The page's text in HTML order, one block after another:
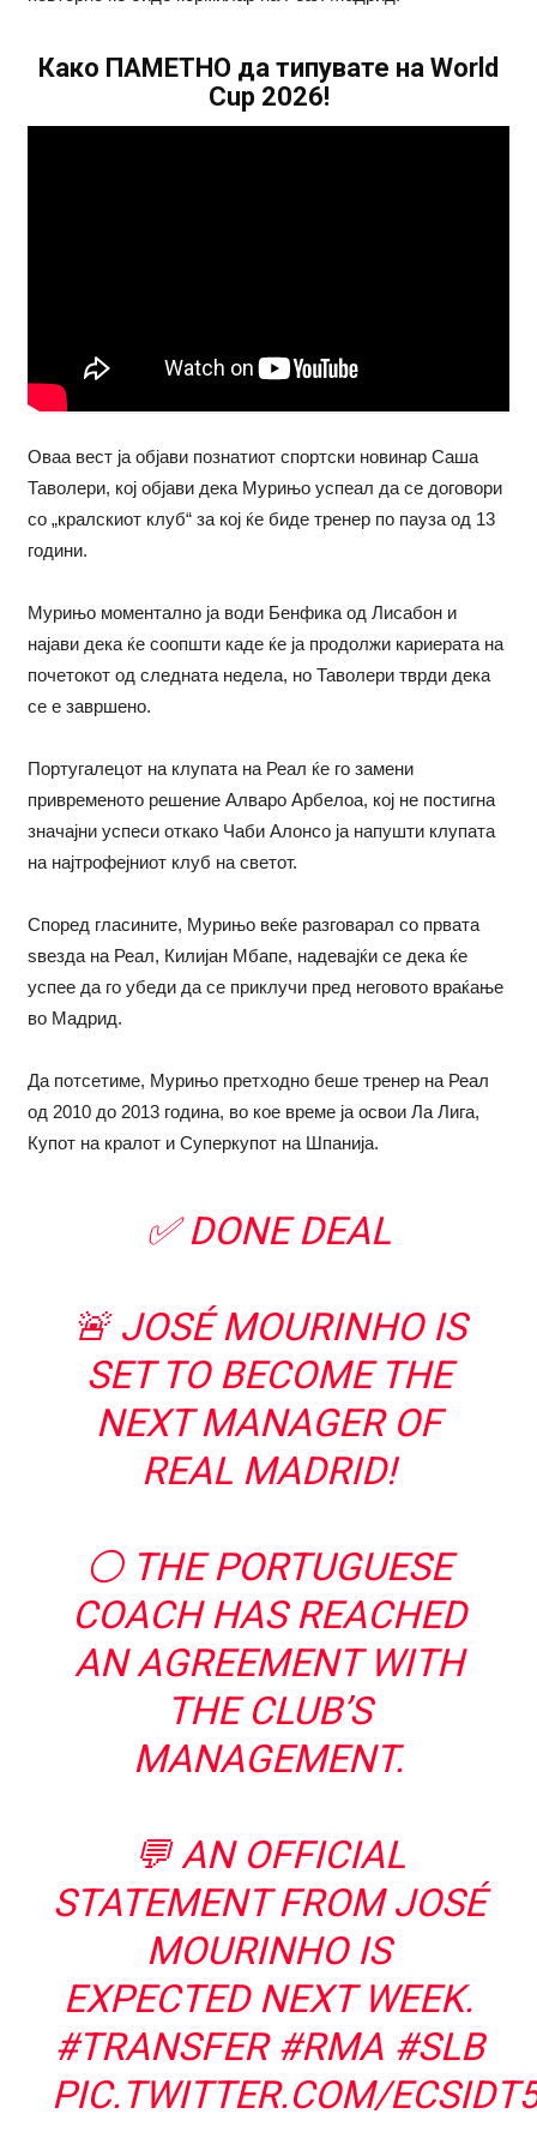
Како ПАМЕТНО да типувате на World
Cup 2026!
Оваа вест ја објави познатиот спортски новинар Саша
Таволери, кој објави дека Мурињо успеал да се договори
со „кралскиот клуб“ за кој ќе биде тренер по пауза од 13
години.
Мурињо моментално ја води Бенфика од Лисабон и
најави дека ќе соопшти каде ќе ја продолжи кариерата на
почетокот од следната недела, но Таволери тврди дека
се е завршено.
Португалецот на клупата на Реал ќе го замени
привременото решение Алваро Арбелоа, кој не постигна
значајни успеси откако Чаби Алонсо ја напушти клупата
на најтрофејниот клуб на светот.
Според гласините, Мурињо веќе разговарал со првата
ѕвезда на Реал, Килијан Мбапе, надевајќи се дека ќе
успее да го убеди да се приклучи пред неговото враќање
во Мадрид.
Да потсетиме, Мурињо претходно беше тренер на Реал
од 2010 до 2013 година, во кое време ја освои Ла Лига,
Купот на кралот и Суперкупот на Шпанија.
✅ DONE DEAL
🚨 JOSÉ MOURINHO IS
SET TO BECOME THE
NEXT MANAGER OF
REAL MADRID!
⚪️ THE PORTUGUESE
COACH HAS REACHED
AN AGREEMENT WITH
THE CLUB’S
MANAGEMENT.
💬 AN OFFICIAL
STATEMENT FROM JOSÉ
MOURINHO IS
EXPECTED NEXT WEEK.
#TRANSFER #RMA #SLB
PIC.TWITTER.COM/